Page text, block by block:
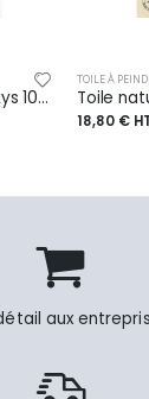
Toile blanche Fleur de Lys 100% coton 345 g/m², en bloc de 10, 24x30
TOILE À
18,80 €
aux